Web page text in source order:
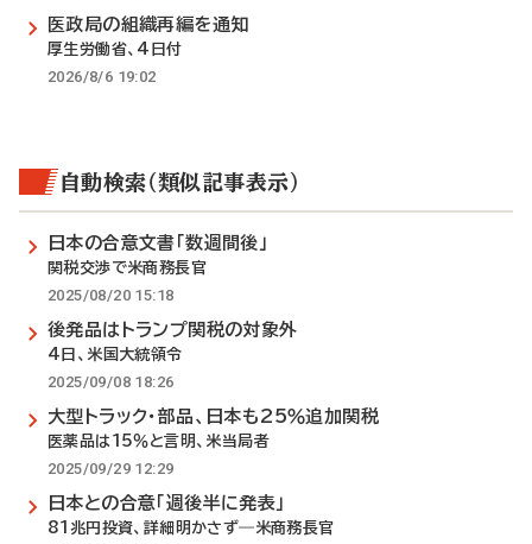
医政局の組織再編を通知
厚生労働省、4日付
2026/8/6 19:02
自動検索（類似記事表示）
日本の合意文書「数週間後」
関税交渉で米商務長官
2025/08/20 15:18
後発品はトランプ関税の対象外
4日、米国大統領令
2025/09/08 18:26
大型トラック・部品、日本も25％追加関税
医薬品は15％と言明、米当局者
2025/09/29 12:29
日本との合意「週後半に発表」
81兆円投資、詳細明かさず―米商務長官